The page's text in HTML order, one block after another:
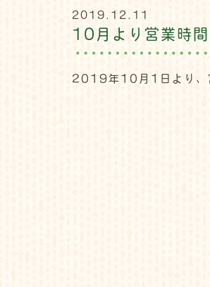
2019.12.11
10月より営業時
2019年10月1日より、